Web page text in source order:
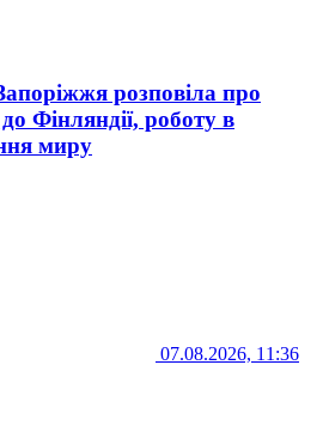
розповіла про
Фінляндії, роботу в
миру
07.08.2026, 11:36